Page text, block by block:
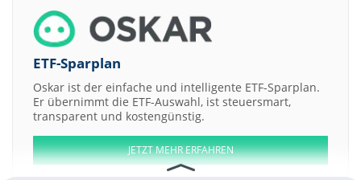
ETF-Sparplan
Oskar ist der einfache und intelligente ETF-Sparplan.
Er übernimmt die ETF-Auswahl, ist steuersmart,
transparent und kostengünstig.
JETZT MEHR ERFAHREN